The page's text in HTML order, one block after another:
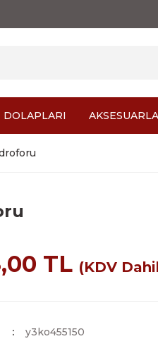
DOLAPLARI
TL (KDV
y3ko455150